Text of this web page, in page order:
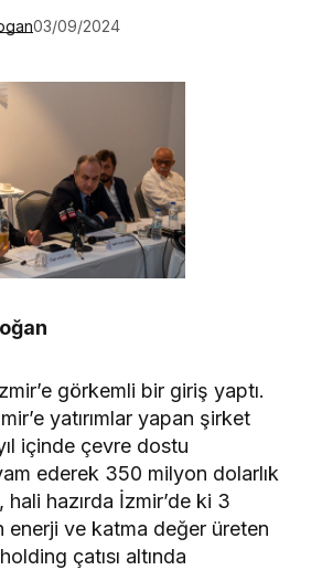
03/09/2024
görkemli bir giriş yaptı.
yatırımlar yapan şirket
içinde çevre dostu
ederek 350 milyon dolarlık
hali hazırda İzmir’de ki 3
enerji ve katma değer üreten
çatısı altında